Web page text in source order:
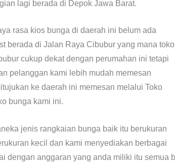
lagi berada di Depok Jawa Barat.
rasa kios bunga di daerah ini belum ada
berada di Jalan Raya Cibubur yang mana toko
cukup dekat dengan perumahan ini tetapi
pelanggan kami lebih mudah memesan
ke daerah ini memesan melalui Toko
bunga kami ini.
jenis rangkaian bunga baik itu berukuran
kecil dan kami menyediakan berbagai
dengan anggaran yang anda miliki itu semua